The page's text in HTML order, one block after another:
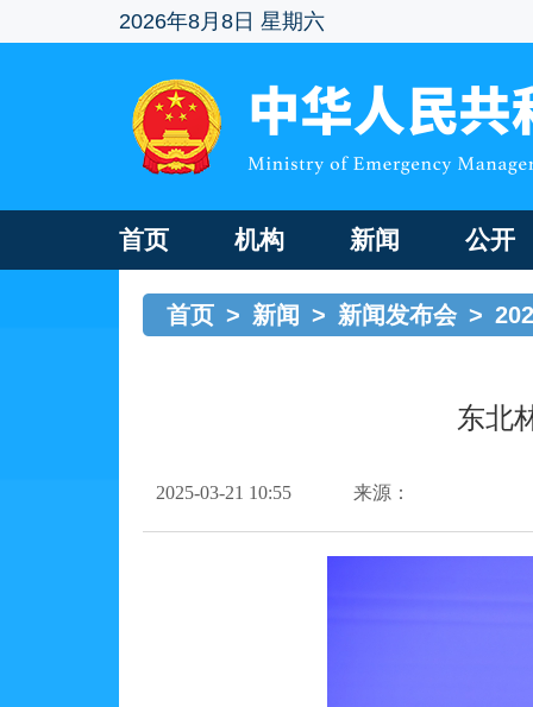
2026年8月8日 星期六
首页 机构 新闻 公开
首页 > 新闻 > 新闻发布会 >
东北
2025-03-21 10:55 来源：